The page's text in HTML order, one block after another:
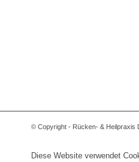
© Copyright - Rücken- & Heilpraxis
Diese Website verwendet